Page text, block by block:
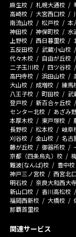
麻生校 札幌大通校
高崎校
大宮西口校
南流山校
松戸校 本
神田校
神保町校 水
上野校
西日暮里校
五反田校
武蔵小山校
代々木校
自由が丘校
二子玉川校
四ツ谷校
高円寺校
浜田山校
大山校
成増校 練馬
八王子校
町田校 武
登戸校
新百合ヶ丘校
センター北校
あざみ
本厚木校
東戸塚校
長野校
松本校 岐阜
刈谷校
金山校 名古
藤が丘校
御器所校
京都（四条烏丸）校
難波(なんば)校
豊中校
神戸三ノ宮校
西宮北
明石校
奈良大和西大
新山口校
香川高松校
福岡西新校
大橋校
那覇首里校
関連サービス